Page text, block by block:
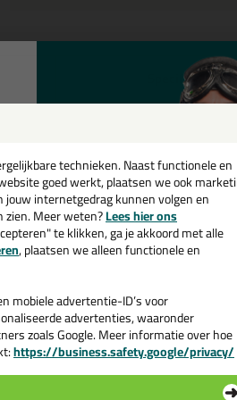
Specificaties
in NCS kleur in
kleur in NCS S 0530-Y70R vandaag
en kenmerken van dit product?Lees
technieken. Naast functionele en
goed werkt, plaatsen we ook
internetgedrag kunnen volgen en
Meer weten?Lees hier ons
te klikken, ga je akkoord met alle
, plaatsen we alleen functionele en
mobiele advertentie-ID’s voor
advertenties, waaronder
zoals Google. Meer informatie over hoe
https://business.safety.google/privacy/